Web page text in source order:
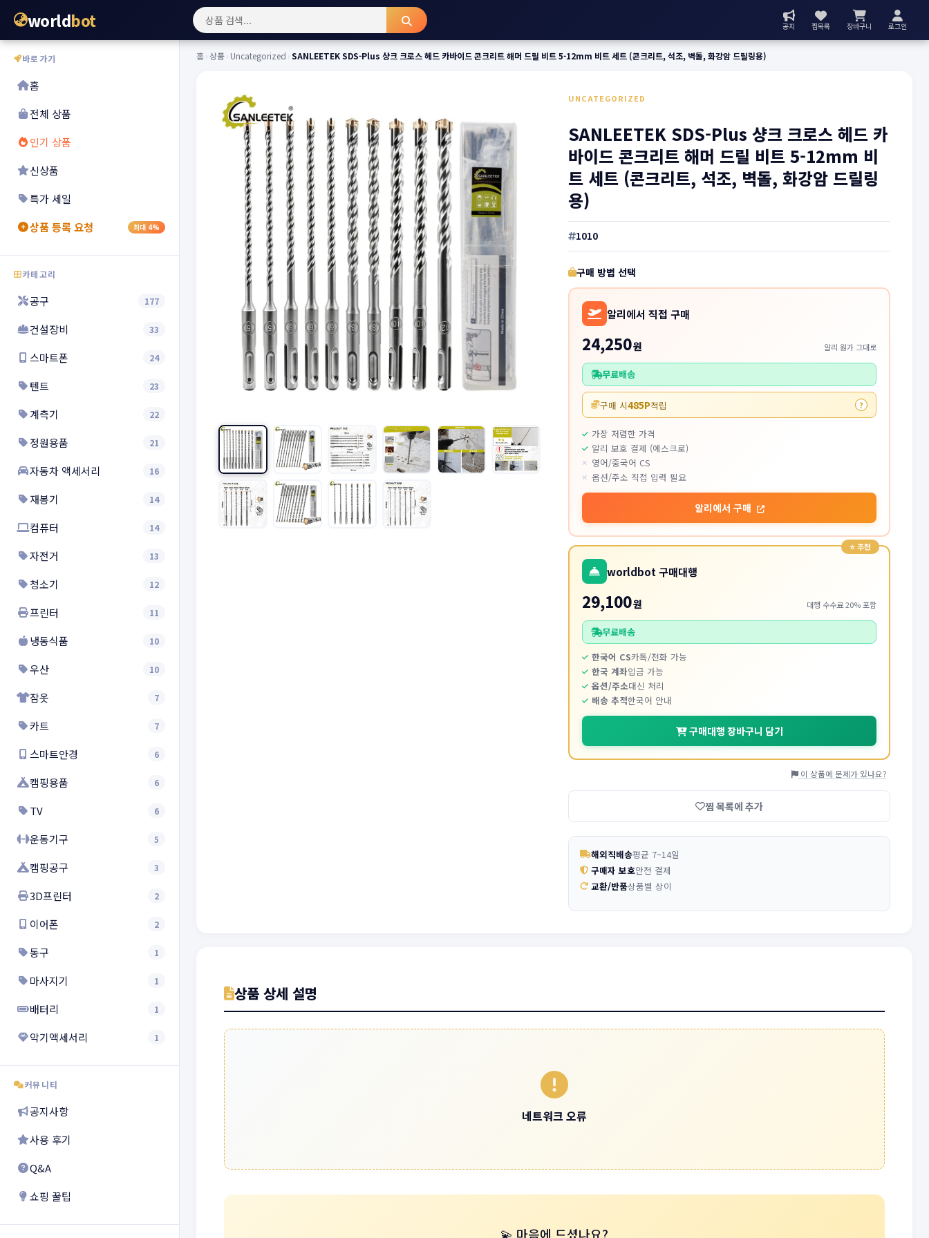
worldbot 공지 찜목록 장바구니 로그인
바로가기
홈
전체 상품
인기 상품
신상품
특가 세일
상품 등록 요청
최대 4%
카테고리
공구 177
건설장비 33
스마트폰 24
텐트 23
계측기 22
정원용품 21
자동차 액세서리 16
재봉기 14
컴퓨터 14
자전거 13
청소기 12
프린터 11
냉동식품 10
우산 10
잠옷 7
카트 7
스마트안경 6
캠핑용품 6
TV 6
운동기구 5
캠핑공구 3
3D프린터 2
이어폰 2
동구 1
마사지기 1
배터리 1
악기액세서리 1
커뮤니티
공지사항
사용 후기
Q&A
쇼핑 꿀팁
홈›상품› Uncategorized ›SANLEETEK SDS-Plus 샹크 크로스 헤드 카바이드 콘크리트 해머 드릴 비트 5-12mm 비트 세트 (콘크리트, 석조, 벽돌, 화강암 드릴링용)
UNCATEGORIZED
SANLEETEK SDS-Plus 샹크 크로스 헤드 카
바이드 콘크리트 해머 드릴 비트 5-12mm 비
트 세트 (콘크리트, 석조, 벽돌, 화강암 드릴링
용)
1010
구매 방법 선택
알리에서 직접 구매
24,250원 알리 원가 그대로
무료배송
구매 시485P적립 ?
가장 저렴한 가격
알리 보호 결제 (에스크로)
영어/중국어 CS
옵션/주소 직접 입력 필요
알리에서 구매
worldbot 구매대행
29,100원 대행 수수료 20% 포함
무료배송
한국어 CS카톡/전화 가능
한국 계좌입금 가능
옵션/주소대신 처리
배송 추적한국어 안내
구매대행 장바구니 담기
이 상품에 문제가 있나요?
찜 목록에 추가
해외직배송평균 7~14일
구매자 보호안전 결제
교환/반품상품별 상이
상품 상세 설명
네트워크 오류
💫 마음에 드셨나요?